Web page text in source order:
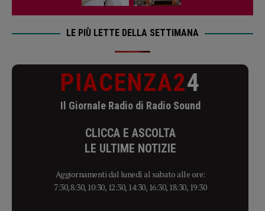
LE PIÙ LETTE DELLA SETTIMANA
PIACENZA24
Il Giornale Radio di Radio Sound
CLICCA E ASCOLTA
LE ULTIME NOTIZIE
Aggiornamenti dal lunedì al sabato alle ore:
7:30, 8:30, 10:30, 12:30, 14:30, 16:30, 18:30, 19:30